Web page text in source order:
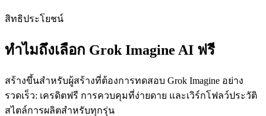
สิทธิประโยชน์
ทำไมถึงเลือก Grok Imagine AI ฟรี
สร้างขึ้นสำหรับผู้สร้างที่ต้องการทดสอบ Grok Imagine อย่าง
รวดเร็ว: เครดิตฟรี การควบคุมที่ง่ายดาย และเวิร์กโฟลว์ประวัติ
สไตล์การผลิตสำหรับทุกรุ่น